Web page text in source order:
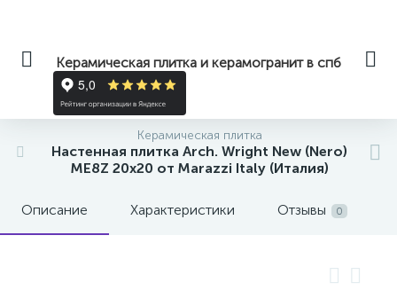
Керамическая плитка и керамогранит в спб
Керамическая плитка
Настенная плитка Arch. Wright New (Nero)
ME8Z 20x20 от Marazzi Italy (Италия)
Описание Характеристики Отзывы 0